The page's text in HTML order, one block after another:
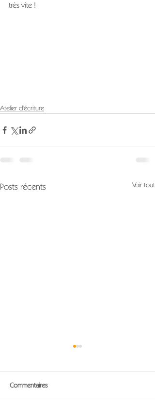
très vite !
Atelier d'écriture
Posts récents Voir tout
Commentaires